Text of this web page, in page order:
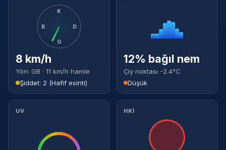
K
D
G
B
8 km/h
Yön: GB · 11 km/h hamle
Şiddet: 2 (Hafif esinti)
12% bağıl nem
Çiy noktası -2.4°C
Düşük
UV HKİ